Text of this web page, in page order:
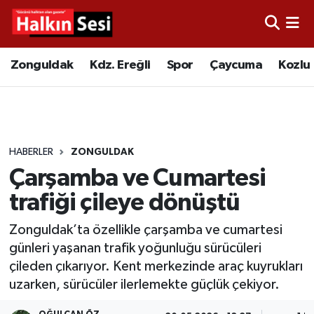
Zonguldak Kdz. Ereğli Spor Çaycuma Kozlu
HABERLER ZONGULDAK
Çarşamba ve Cumartesi
trafiği çileye dönüştü
Zonguldak’ta özellikle çarşamba ve cumartesi
günleri yaşanan trafik yoğunluğu sürücüleri
çileden çıkarıyor. Kent merkezinde araç kuyrukları
uzarken, sürücüler ilerlemekte güçlük çekiyor.
Video
Çaycuma
Alaplı
Asayiş
Bartın
Merkez Hava Durumu
Tüm Manşetler
Son Dakika Haberleri
Haber Arşivi